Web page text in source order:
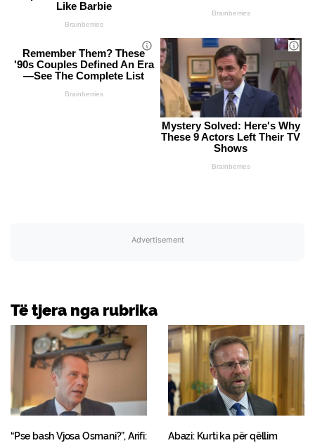
Like Barbie
Brainberries
Brainberries
Remember Them? These
'90s Couples Defined An Era
—See The Complete List
Brainberries
Mystery Solved: Here's Why
These 9 Actors Left Their TV
Shows
Brainberries
Advertisement
Të tjera nga rubrika
“Pse bash Vjosa Osmani?”, Arifi:
Abazi: Kurti ka për qëllim